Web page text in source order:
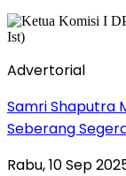
Advertorial
Samri Shaputra
Seberang
Rabu, 10 Sep